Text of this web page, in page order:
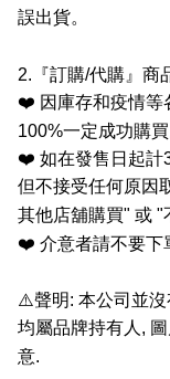
誤出貨。
2. 『訂購/代購』商
❤️ 因庫存和疫情等
100%一定成功購買
❤️ 如在發售日起計
但不接受任何原因
其他店舖購買" 或 "
❤️ 介意者請不要下
⚠️聲明: 本公司並
均屬品牌持有人 ,
意.